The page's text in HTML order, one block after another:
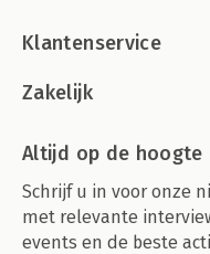
Klantenservice
Zakelijk
Altijd op de hoogte
Schrijf u in voor onze
met relevante
events en de beste